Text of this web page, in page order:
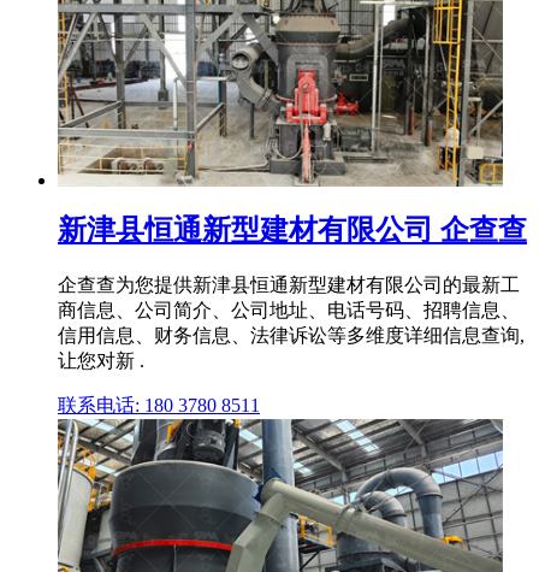
新津县恒通新型建材有限公司 企查查
企查查为您提供新津县恒通新型建材有限公司的最新工
商信息、公司简介、公司地址、电话号码、招聘信息、
信用信息、财务信息、法律诉讼等多维度详细信息查询,
让您对新 .
联系电话: 180 3780 8511